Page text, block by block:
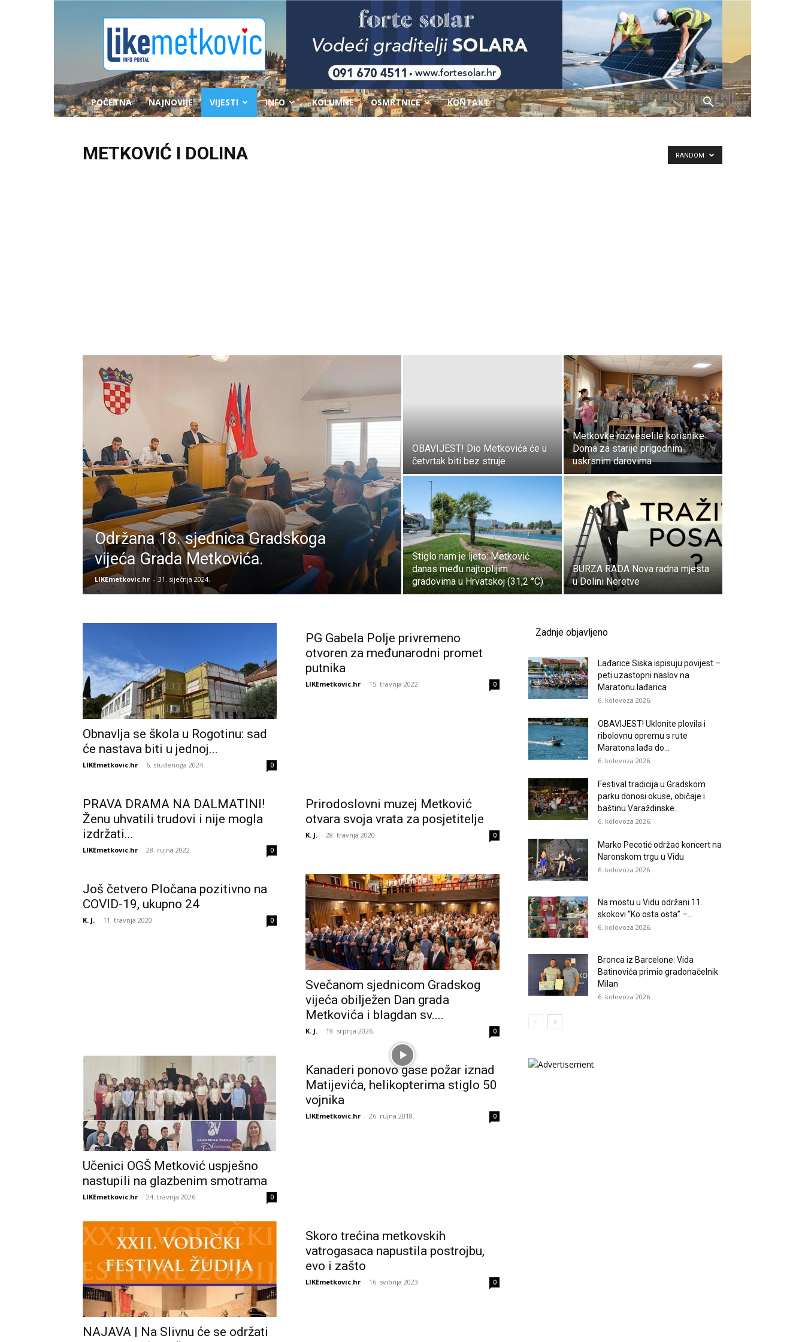
POČETNA NAJNOVIJE VIJESTI INFO KOLUMNE OSMRTNICE KONTAKT
METKOVIĆ I DOLINA RANDOM
Održana 18. sjednica Gradskoga
vijeća Grada Metkovića.
LIKEmetkovic.hr - 31. siječnja 2024.
OBAVIJEST! Dio Metkovića će u
četvrtak biti bez struje
Metkovke razveselile korisnike
Doma za starije prigodnim
uskrsnim darovima
Stiglo nam je ljeto: Metković
danas među najtoplijim
gradovima u Hrvatskoj (31,2 °C)
BURZA RADA Nova radna mjesta
u Dolini Neretve
Obnavlja se škola u Rogotinu: sad
će nastava biti u jednoj...
LIKEmetkovic.hr - 6. studenoga 2024. 0
PG Gabela Polje privremeno
otvoren za međunarodni promet
putnika
LIKEmetkovic.hr - 15. travnja 2022. 0
PRAVA DRAMA NA DALMATINI!
Ženu uhvatili trudovi i nije mogla
izdržati...
LIKEmetkovic.hr - 28. rujna 2022. 0
Prirodoslovni muzej Metković
otvara svoja vrata za posjetitelje
K. J. - 28. travnja 2020. 0
Još četvero Pločana pozitivno na
COVID-19, ukupno 24
K. J. - 11. travnja 2020. 0
Svečanom sjednicom Gradskog
vijeća obilježen Dan grada
Metkovića i blagdan sv....
K. J. - 19. srpnja 2026. 0
Učenici OGŠ Metković uspješno
nastupili na glazbenim smotrama
LIKEmetkovic.hr - 24. travnja 2026. 0
Kanaderi ponovo gase požar iznad
Matijevića, helikopterima stiglo 50
vojnika
LIKEmetkovic.hr - 26. rujna 2018. 0
NAJAVA | Na Slivnu će se održati
Skoro trećina metkovskih
vatrogasaca napustila postrojbu,
evo i zašto
LIKEmetkovic.hr - 16. svibnja 2023. 0
Zadnje objavljeno
Lađarice Siska ispisuju povijest –
peti uzastopni naslov na
Maratonu lađarica
6. kolovoza 2026.
OBAVIJEST! Uklonite plovila i
ribolovnu opremu s rute
Maratona lađa do...
6. kolovoza 2026.
Festival tradicija u Gradskom
parku donosi okuse, običaje i
baštinu Varaždinske...
6. kolovoza 2026.
Marko Pecotić održao koncert na
Naronskom trgu u Vidu
6. kolovoza 2026.
Na mostu u Vidu održani 11.
skokovi “Ko osta osta” –...
6. kolovoza 2026.
Bronca iz Barcelone: Vida
Batinovića primio gradonačelnik
Milan
6. kolovoza 2026.